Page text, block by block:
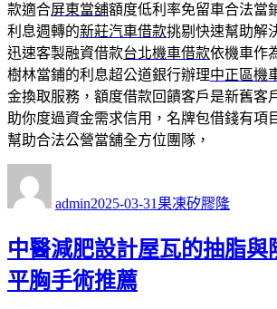
款適合屏東當舖額度低利率免留車合法當
利息週轉的新莊汽車借款挑剔快速幫助解
迅速客製融資借款台北機車借款依機車作
樹林當鋪的利息超公道銀行辦理中正區機
金換取服務，額度借款回饋客戶是新舊客
助你度過資金需求信用，名牌包借錢有項
幫助合法公營當舖全方位團隊，
者
admin佈
期:
2025-03-31類
果凍矽膠隆
中醫減肥設計屋瓦的抽脂與
平胸手術推薦